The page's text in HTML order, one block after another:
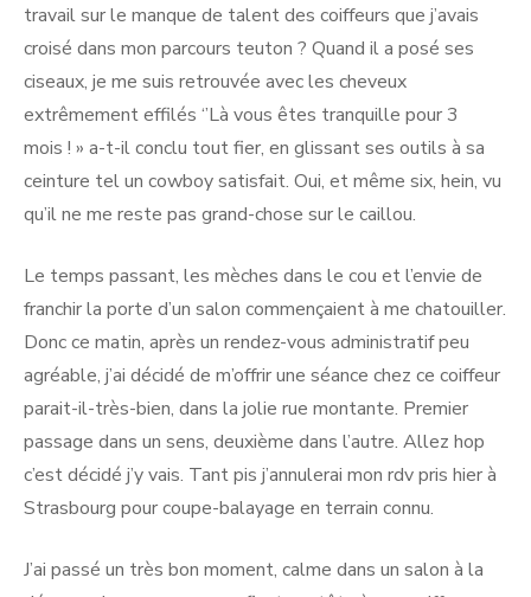
travail sur le manque de talent des coiffeurs que j’avais
croisé dans mon parcours teuton ? Quand il a posé ses
ciseaux, je me suis retrouvée avec les cheveux
extrêmement effilés ‘’Là vous êtes tranquille pour 3
mois ! » a-t-il conclu tout fier, en glissant ses outils à sa
ceinture tel un cowboy satisfait. Oui, et même six, hein, vu
qu’il ne me reste pas grand-chose sur le caillou.
Le temps passant, les mèches dans le cou et l’envie de
franchir la porte d’un salon commençaient à me chatouiller.
Donc ce matin, après un rendez-vous administratif peu
agréable, j’ai décidé de m’offrir une séance chez ce coiffeur
parait-il-très-bien, dans la jolie rue montante. Premier
passage dans un sens, deuxième dans l’autre. Allez hop
c’est décidé j’y vais. Tant pis j’annulerai mon rdv pris hier à
Strasbourg pour coupe-balayage en terrain connu.
J’ai passé un très bon moment, calme dans un salon à la